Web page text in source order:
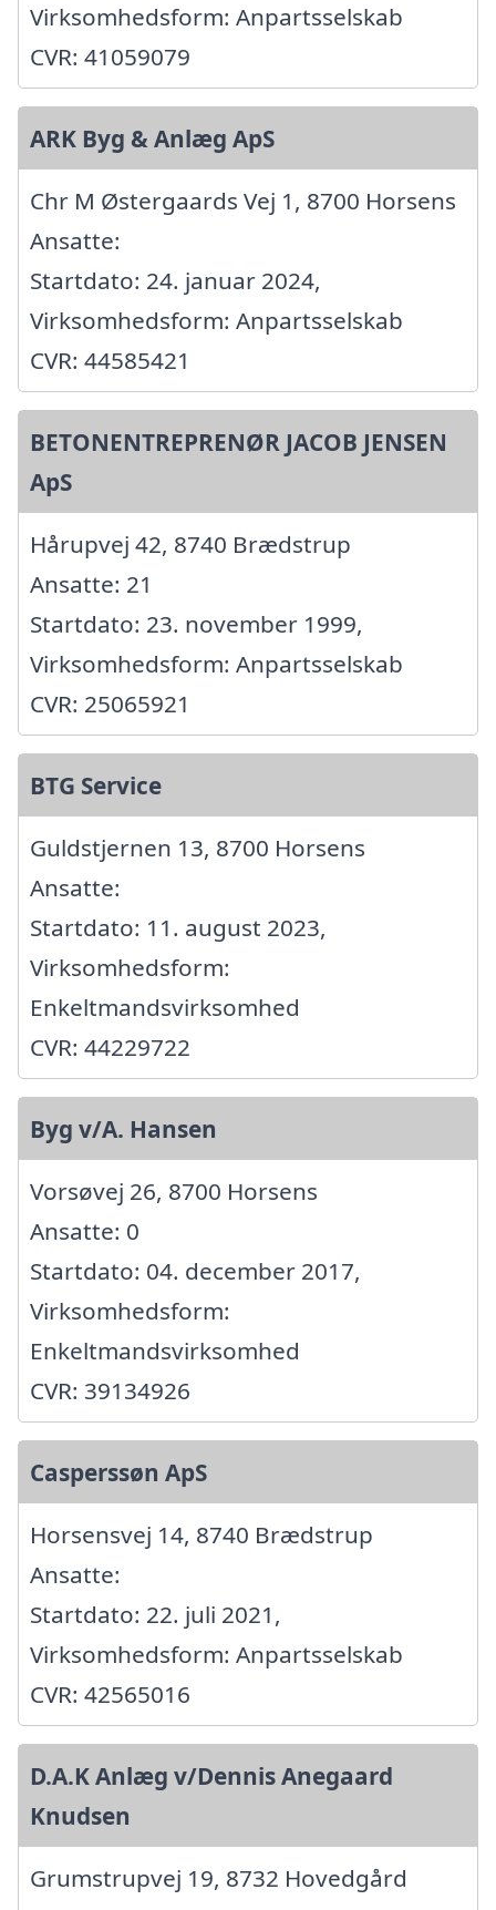
Virksomhedsform: Anpartsselskab
CVR: 41059079
ARK Byg & Anlæg ApS
Chr M Østergaards Vej 1, 8700 Horsens
Ansatte:
Startdato: 24. januar 2024,
Virksomhedsform: Anpartsselskab
CVR: 44585421
BETONENTREPRENØR JACOB JENSEN
ApS
Hårupvej 42, 8740 Brædstrup
Ansatte: 21
Startdato: 23. november 1999,
Virksomhedsform: Anpartsselskab
CVR: 25065921
BTG Service
Guldstjernen 13, 8700 Horsens
Ansatte:
Startdato: 11. august 2023,
Virksomhedsform:
Enkeltmandsvirksomhed
CVR: 44229722
Byg v/A. Hansen
Vorsøvej 26, 8700 Horsens
Ansatte: 0
Startdato: 04. december 2017,
Virksomhedsform:
Enkeltmandsvirksomhed
CVR: 39134926
Casperssøn ApS
Horsensvej 14, 8740 Brædstrup
Ansatte:
Startdato: 22. juli 2021,
Virksomhedsform: Anpartsselskab
CVR: 42565016
D.A.K Anlæg v/Dennis Anegaard
Knudsen
Grumstrupvej 19, 8732 Hovedgård